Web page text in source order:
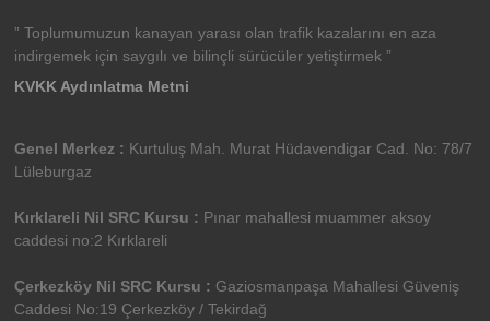
” Toplumumuzun kanayan yarası olan trafik kazalarını en aza
indirgemek için saygılı ve bilinçli sürücüler yetiştirmek ”
KVKK Aydınlatma Metni
Genel Merkez : Kurtuluş Mah. Murat Hüdavendigar Cad. No: 78/7
Lüleburgaz
Kırklareli Nil SRC Kursu : Pınar mahallesi muammer aksoy
caddesi no:2 Kırklareli
Çerkezköy Nil SRC Kursu : Gaziosmanpaşa Mahallesi Güveniş
Caddesi No:19 Çerkezköy / Tekirdağ